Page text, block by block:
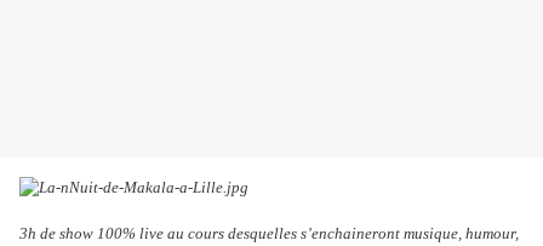
3h de show 100% live au cours desquelles s’enchaineront musique, humour,